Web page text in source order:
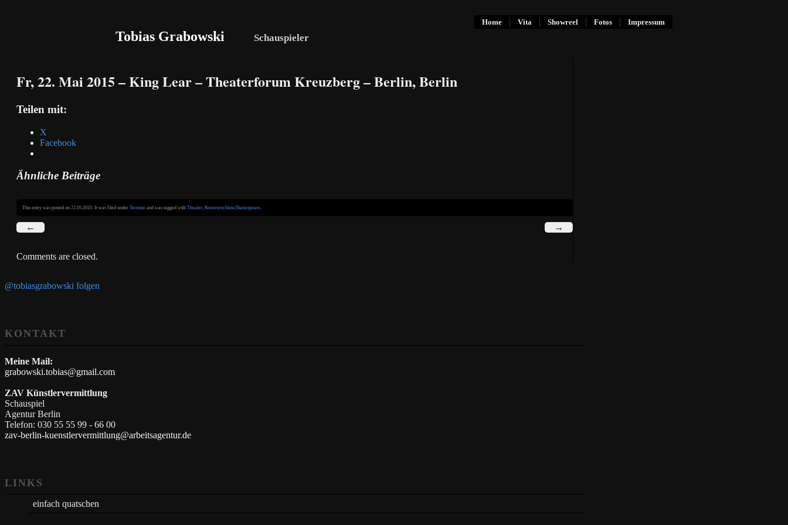
Tobias Grabowski Schauspieler
Home Vita Showreel Fotos Impressum
Fr, 22. Mai 2015 – King Lear – Theaterforum Kreuzberg – Berlin, Berlin
Teilen mit:
X
Facebook
Ähnliche Beiträge
This entry was posted on 22.05.2015. It was filed under Termine and was tagged with Theater; Reissverschluss;Shakespeare.
→
←
Comments are closed.
@tobiasgrabowski folgen
KONTAKT
Meine Mail:
grabowski.tobias@gmail.com
ZAV Künstlervermittlung
Schauspiel
Agentur Berlin
Telefon: 030 55 55 99 - 66 00
zav-berlin-kuenstlervermittlung@arbeitsagentur.de
LINKS
einfach quatschen